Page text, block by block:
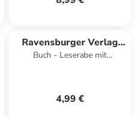
Ravensburger Verlag
GmbH
Buch - Leserabe mit
4,99 €